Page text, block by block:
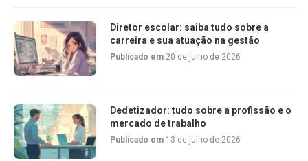
Diretor escolar: saiba tudo sobre a
carreira e sua atuação na gestão
Publicado em 20 de julho de 2026
Dedetizador: tudo sobre a profissão e o
mercado de trabalho
Publicado em 13 de julho de 2026